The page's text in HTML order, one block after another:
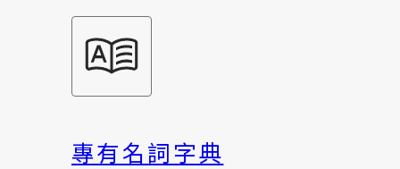
專有名詞字典